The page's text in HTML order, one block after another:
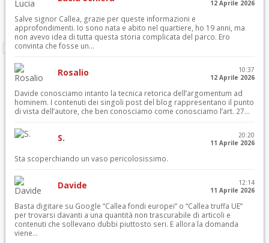
12 Aprile 2026
Salve signor Callea, grazie per queste informazioni e
approfondimenti. Io sono nata e abito nel quartiere, ho 19 anni, ma
non avevo idea di tutta questa storia complicata del parco. Ero
convinta che fosse un...
Rosalio
10:37
12 Aprile 2026
Davide conosciamo intanto la tecnica retorica dell’argomentum ad
hominem. I contenuti dei singoli post del blog rappresentano il punto
di vista dell’autore, che ben conosciamo come conosciamo l’art. 27...
S.
20:20
11 Aprile 2026
Sta scoperchiando un vaso pericolosissimo.
Davide
12:14
11 Aprile 2026
Basta digitare su Google “Callea fondi europei” o “Callea truffa UE”
per trovarsi davanti a una quantità non trascurabile di articoli e
contenuti che sollevano dubbi piuttosto seri. E allora la domanda
viene...